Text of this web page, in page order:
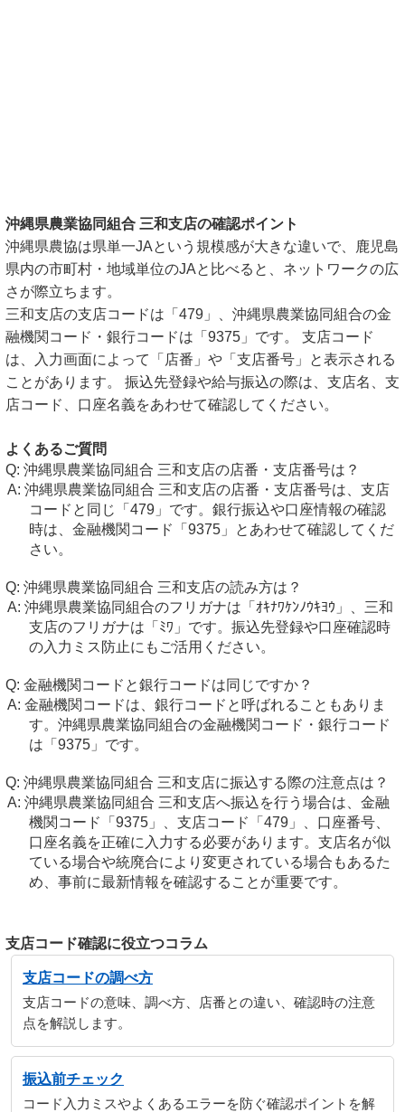
沖縄県農業協同組合 三和支店の確認ポイント
沖縄県農協は県単一JAという規模感が大きな違いで、鹿児島
県内の市町村・地域単位のJAと比べると、ネットワークの広
さが際立ちます。
三和支店の支店コードは「479」、沖縄県農業協同組合の金
融機関コード・銀行コードは「9375」です。 支店コード
は、入力画面によって「店番」や「支店番号」と表示される
ことがあります。 振込先登録や給与振込の際は、支店名、支
店コード、口座名義をあわせて確認してください。
よくあるご質問
沖縄県農業協同組合 三和支店の店番・支店番号は？
沖縄県農業協同組合 三和支店の店番・支店番号は、支店
コードと同じ「479」です。銀行振込や口座情報の確認
時は、金融機関コード「9375」とあわせて確認してくだ
さい。
沖縄県農業協同組合 三和支店の読み方は？
沖縄県農業協同組合のフリガナは「ｵｷﾅﾜｹﾝﾉｳｷﾖｳ」、三和
支店のフリガナは「ﾐﾜ」です。振込先登録や口座確認時
の入力ミス防止にもご活用ください。
金融機関コードと銀行コードは同じですか？
金融機関コードは、銀行コードと呼ばれることもありま
す。沖縄県農業協同組合の金融機関コード・銀行コード
は「9375」です。
沖縄県農業協同組合 三和支店に振込する際の注意点は？
沖縄県農業協同組合 三和支店へ振込を行う場合は、金融
機関コード「9375」、支店コード「479」、口座番号、
口座名義を正確に入力する必要があります。支店名が似
ている場合や統廃合により変更されている場合もあるた
め、事前に最新情報を確認することが重要です。
支店コード確認に役立つコラム
支店コードの調べ方
支店コードの意味、調べ方、店番との違い、確認時の注意
点を解説します。
振込前チェック
コード入力ミスやよくあるエラーを防ぐ確認ポイントを解